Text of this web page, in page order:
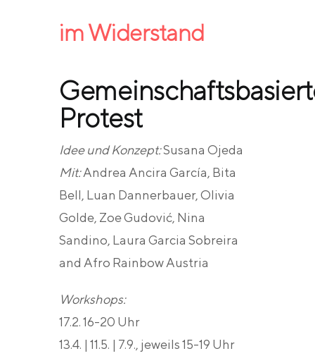
im Widerstand
Protest
Idee und Konzept:Susana Ojeda
Mit:Andrea Ancira García, Bita
Bell, Luan Dannerbauer, Olivia
Golde, Zoe Gudović, Nina
Sandino, Laura Garcia Sobreira
and Afro Rainbow Austria
Workshops:
17.2. 16-20 Uhr
13.4. | 11.5. | 7.9., jeweils 15-19 Uhr